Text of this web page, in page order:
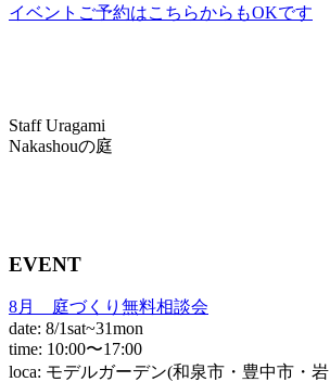
イベントご予約はこちらからもOKです
Staff Uragami
Nakashouの庭
EVENT
8月 庭づくり無料相談会
date: 8/1sat~31mon
time: 10:00〜17:00
loca: モデルガーデン(和泉市・豊中市・岩